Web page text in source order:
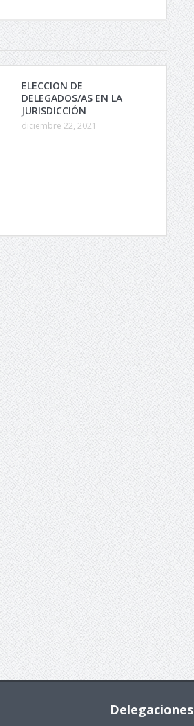
ELECCION DE
DELEGADOS/AS EN LA
JURISDICCIÓN
diciembre 22, 2021
Delegaciones